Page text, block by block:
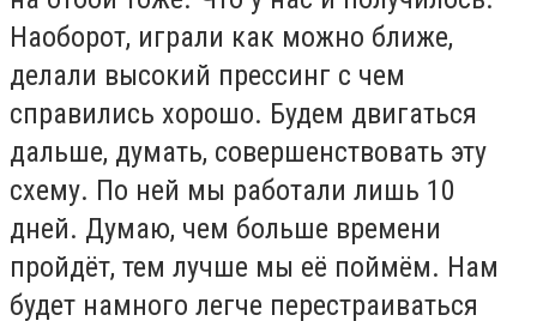
Наоборот, играли как можно ближе,
делали высокий прессинг с чем
справились хорошо. Будем двигаться
дальше, думать, совершенствовать эту
схему. По ней мы работали лишь 10
дней. Думаю, чем больше времени
пройдёт, тем лучше мы её поймём. Нам
будет намного легче перестраиваться